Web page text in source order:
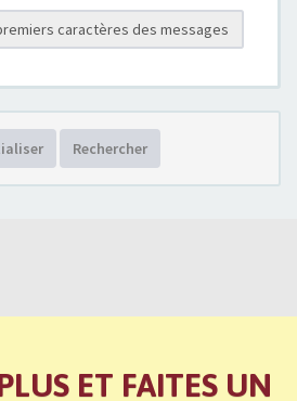
caractères des messages
Rechercher
ET FAITES UN